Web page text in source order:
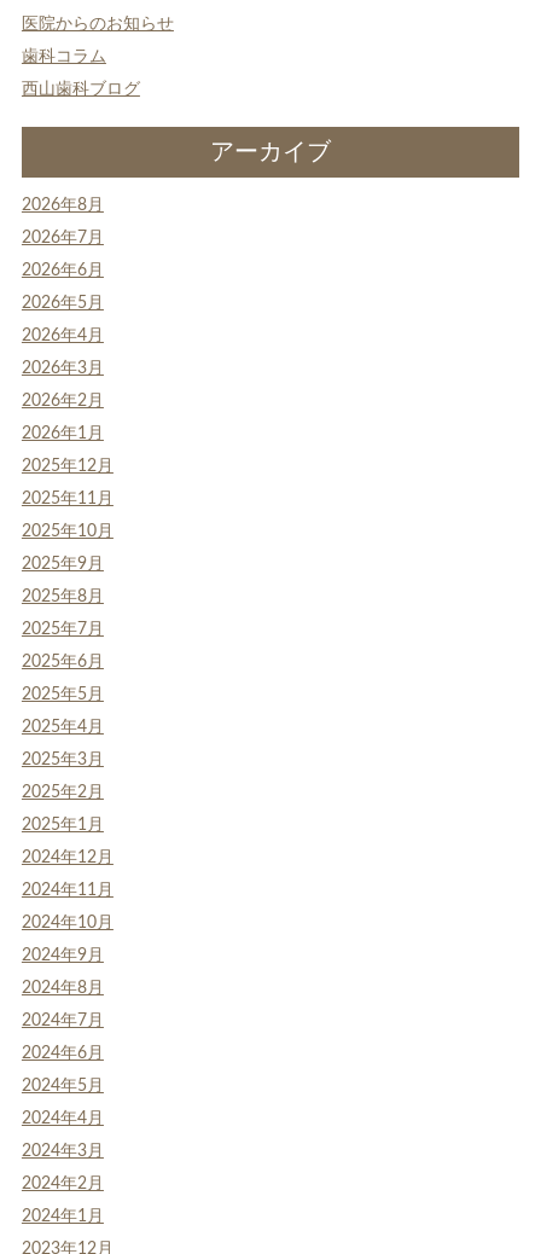
医院からのお知らせ
歯科コラム
西山歯科ブログ
アーカイブ
2026年8月
2026年7月
2026年6月
2026年5月
2026年4月
2026年3月
2026年2月
2026年1月
2025年12月
2025年11月
2025年10月
2025年9月
2025年8月
2025年7月
2025年6月
2025年5月
2025年4月
2025年3月
2025年2月
2025年1月
2024年12月
2024年11月
2024年10月
2024年9月
2024年8月
2024年7月
2024年6月
2024年5月
2024年4月
2024年3月
2024年2月
2024年1月
2023年12月